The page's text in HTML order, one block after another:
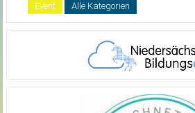
Event
Alle Kategorien